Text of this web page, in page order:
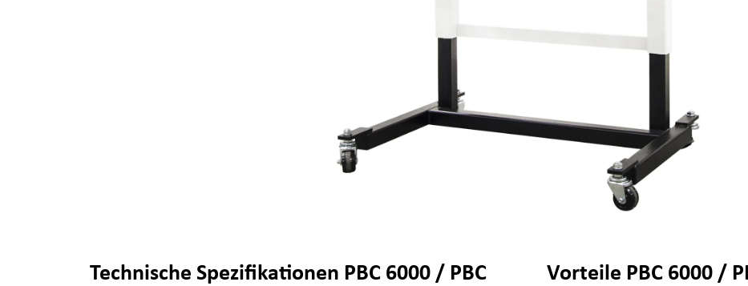
Technische Spezifikationen PBC 6000 / PBC
Vorteile PBC 6000 /